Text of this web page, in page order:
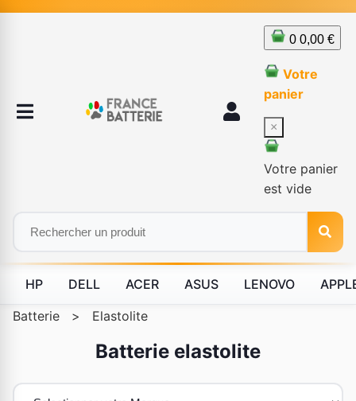
0 0,00 €
Votre
panier
×
Votre panier
est vide
HP DELL ACER ASUS LENOVO
Batterie > Elastolite
Batterie elastolite